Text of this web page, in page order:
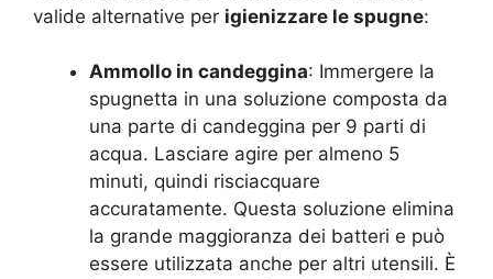
valide alternative per igienizzare le spugne:
Ammollo in candeggina: Immergere la
spugnetta in una soluzione composta da
una parte di candeggina per 9 parti di
acqua. Lasciare agire per almeno 5
minuti, quindi risciacquare
accuratamente. Questa soluzione elimina
la grande maggioranza dei batteri e può
essere utilizzata anche per altri utensili. È